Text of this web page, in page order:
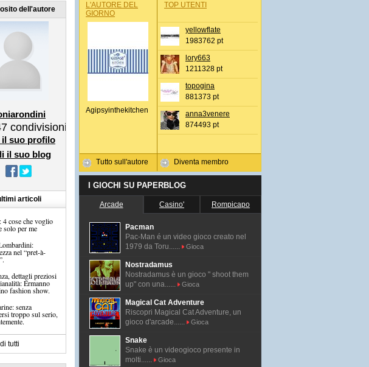
dell'autore
condivisioni
il suo profilo
il suo blog
articoli
4 cose che voglio
solo per me
nel “pret-à-
dettagli preziosi
Ermanno
fashion show.
senza
troppo sul serio,
tutti
L'AUTORE DEL
GIORNO
Agipsyinthekitchen
Tutto sull'autore
TOP UTENTI
yellowflate
1983762 pt
lory663
1211328 pt
topogina
881373 pt
anna3venere
874493 pt
Diventa membro
I GIOCHI SU PAPERBLOG
Arcade Casino' Rompicapo
Pacman
Pac-Man é un video gioco creato nel
1979 da Toru......
Gioca
Nostradamus
Nostradamus è un gioco " shoot them
up" con una......
Gioca
Magical Cat Adventure
Riscopri Magical Cat Adventure, un
gioco d'arcade......
Gioca
Snake
Snake è un videogioco presente in
molti......
Gioca